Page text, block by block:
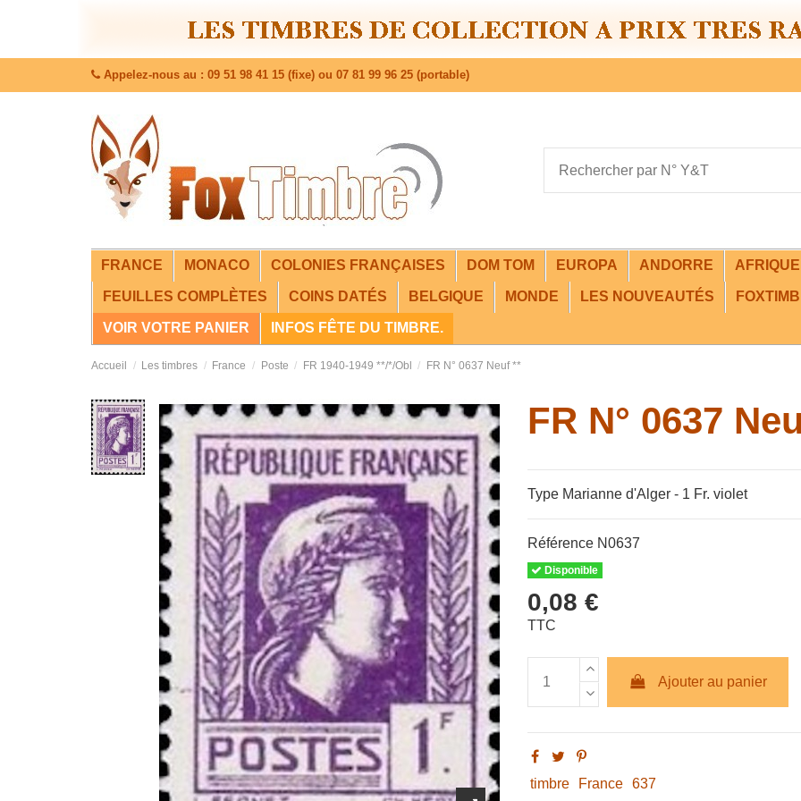
Appelez-nous au : 09 51 98 41 15 (fixe) ou 07 81 99 96 25 (portable)
FRANCE MONACO COLONIES FRANÇAISES DOM TOM EUROPA ANDORRE
FEUILLES COMPLÈTES COINS DATÉS BELGIQUE MONDE LES NOUVEAUTÉS
VOIR VOTRE PANIER INFOS FÊTE DU TIMBRE.
Accueil Les timbres France Poste FR 1940-1949 **/*/Obl FR N° 0637 Neuf **
FR N° 0637
Type Marianne d'Alger - 1 Fr. violet
Référence N0637
Disponible
0,08 €
TTC
Ajouter au panier
timbre France 637